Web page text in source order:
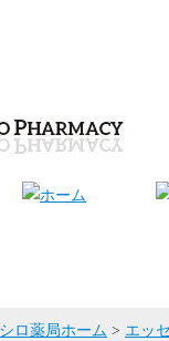
ロ薬局ホーム > エッ